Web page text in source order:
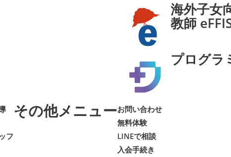
海外子女
教師
プログラ
フ
その他メニューお問い合わせ
無料体験
LINEで相談
入会手続き